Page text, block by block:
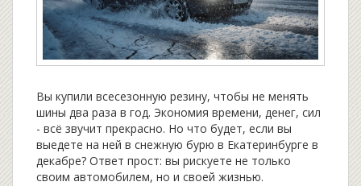
Вы купили всесезонную резину, чтобы не менять
шины два раза в год. Экономия времени, денег, сил
- всё звучит прекрасно. Но что будет, если вы
выедете на ней в снежную бурю в Екатеринбурге в
декабре? Ответ прост: вы рискуете не только
своим автомобилем, но и своей жизнью.